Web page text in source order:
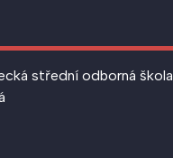
střední odborná škola